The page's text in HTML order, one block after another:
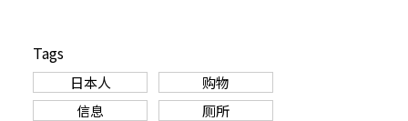
Tags
日本人
购物
信息
厕所